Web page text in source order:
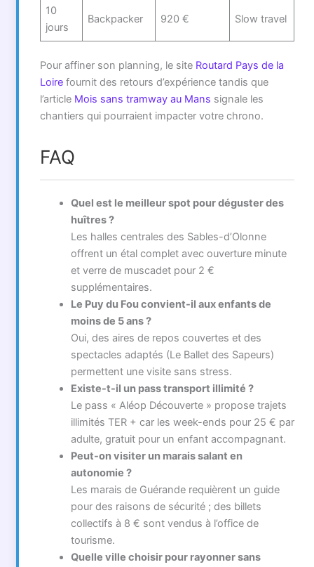
10
jours
Backpacker 920 € Slow travel
Pour affiner son planning, le site Routard Pays de la
Loirefournit des retours d’expérience tandis que
l’article Mois sans tramway au Mans signale les
chantiers qui pourraient impacter votre chrono.
FAQ
Quel est le meilleur spot pour déguster des
huîtres ?
Les halles centrales des Sables-d’Olonne
offrent un étal complet avec ouverture minute
et verre de muscadet pour 2 €
supplémentaires.
Le Puy du Fou convient-il aux enfants de
moins de 5 ans ?
Oui, des aires de repos couvertes et des
spectacles adaptés (Le Ballet des Sapeurs)
permettent une visite sans stress.
Existe-t-il un pass transport illimité ?
Le pass « Aléop Découverte » propose trajets
illimités TER + car les week-ends pour 25 € par
adulte, gratuit pour un enfant accompagnant.
Peut-on visiter un marais salant en
autonomie ?
Les marais de Guérande requièrent un guide
pour des raisons de sécurité ; des billets
collectifs à 8 € sont vendus à l’office de
tourisme.
Quelle ville choisir pour rayonner sans